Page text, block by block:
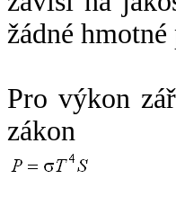
žádné
Pro výkon
zákon